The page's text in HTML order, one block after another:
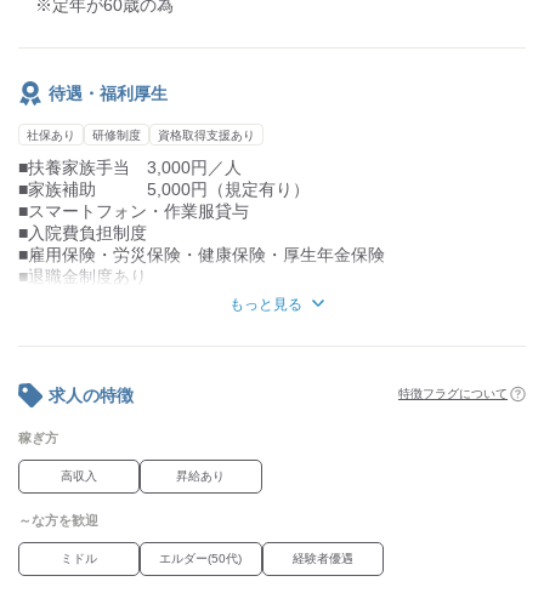
※定年が60歳の為
待遇・福利厚生
社保あり 研修制度 資格取得支援あり
■扶養家族手当 3,000円／人
■家族補助 5,000円（規定有り）
■スマートフォン・作業服貸与
■入院費負担制度
■雇用保険・労災保険・健康保険・厚生年金保険
■退職金制度あり
■勤務延長あり
■昇給あり
※前年度実績：1,000円～10,000円
■賞与あり 2～3.50ヶ月
※前年度実績：3.50ヵ月分
■交通費実費支給
※上限 月額15,000円
■固定残業代あり：57,500円～66,800円
※40時間を超える時間外労働は追加で支給
■つくば銀行ハッピーエールサポート加入
■日本生命 iDeCo+加入（会社補助あり）
もっと見る
求人の特徴 特徴フラグについて
稼ぎ方
高収入 昇給あり
～な方を歓迎
ミドル エルダー(50代) 経験者優遇